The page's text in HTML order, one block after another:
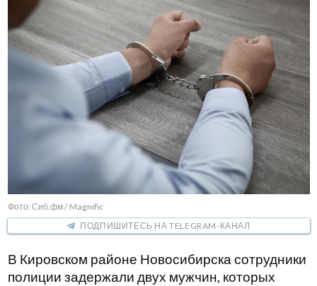
Фото: Сиб.фм / Magnific
ПОДПИШИТЕСЬ НА TELEGRAM-КАНАЛ
В Кировском районе Новосибирска сотрудники
полиции задержали двух мужчин, которых